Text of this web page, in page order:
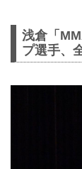
浅倉「
プ選手、